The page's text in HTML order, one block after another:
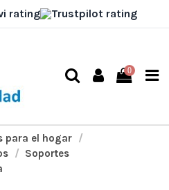
0
para el hogar
Soportes